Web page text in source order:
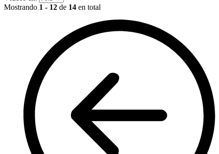
Mostrando 1 - 12 de 14 en total